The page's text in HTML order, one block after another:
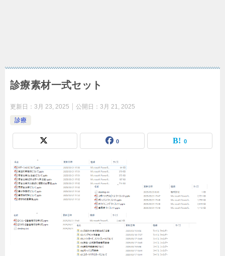
診療素材一式セット
更新日： 3月 23, 2025 公開日： 3月 21, 2025
診療
0 0